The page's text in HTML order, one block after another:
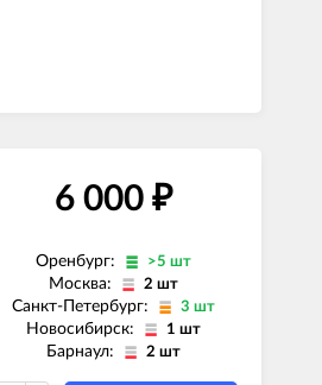
6 000 ₽
Оренбург: >5 шт
Москва: 2 шт
Санкт-Петербург: 3 шт
Новосибирск: 1 шт
Барнаул: 2 шт